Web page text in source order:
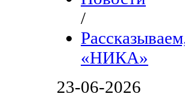
/
«НИКА»
23-06-2026